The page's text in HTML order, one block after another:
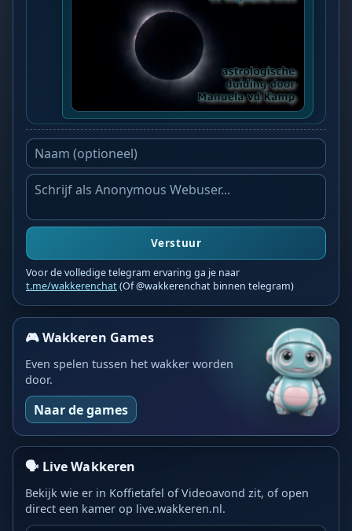
Verstuur
Voor de volledige telegram ervaring ga je naar
t.me/wakkerenchat(Of @wakkerenchat binnen telegram)
🎮 Wakkeren Games
Even spelen tussen het wakker worden
door.
Naar de games
🗣️ Live Wakkeren
Bekijk wie er in Koffietafel of Videoavond zit, of open
direct een kamer op live.wakkeren.nl.